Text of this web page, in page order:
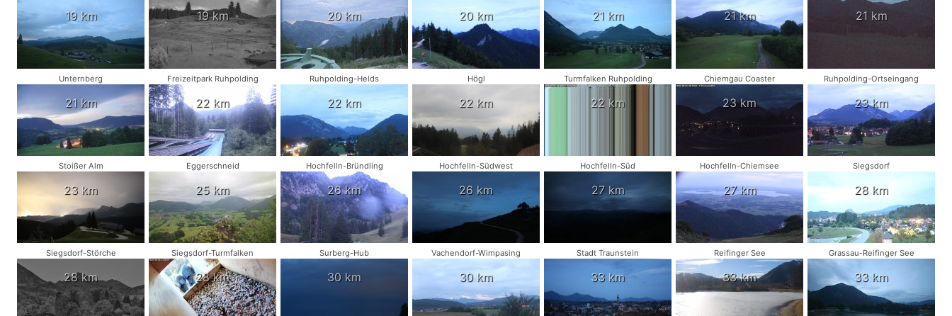
19 km 19 km 20 km 20 km 21 km 21 km 21 km
Unternberg
21 km
Freizeitpark Ruhpolding
22 km
Ruhpolding-Helds
22 km
Högl
22 km
Turmfalken Ruhpolding
22 km
Chiemgau Coaster
23 km
Ruhpolding-Ortseingang
23 km
Stoißer Alm
23 km
Eggerschneid
25 km
Hochfelln-Bründling
26 km
Hochfelln-Südwest
26 km
Hochfelln-Süd
27 km
Hochfelln-Chiemsee
27 km
Siegsdorf
28 km
Siegsdorf-Störche
28 km
Siegsdorf-Turmfalken
28 km
Surberg-Hub
30 km
Vachendorf-Wimpasing
30 km
Stadt Traunstein
33 km
Reifinger See
33 km
Grassau-Reifinger See
33 km